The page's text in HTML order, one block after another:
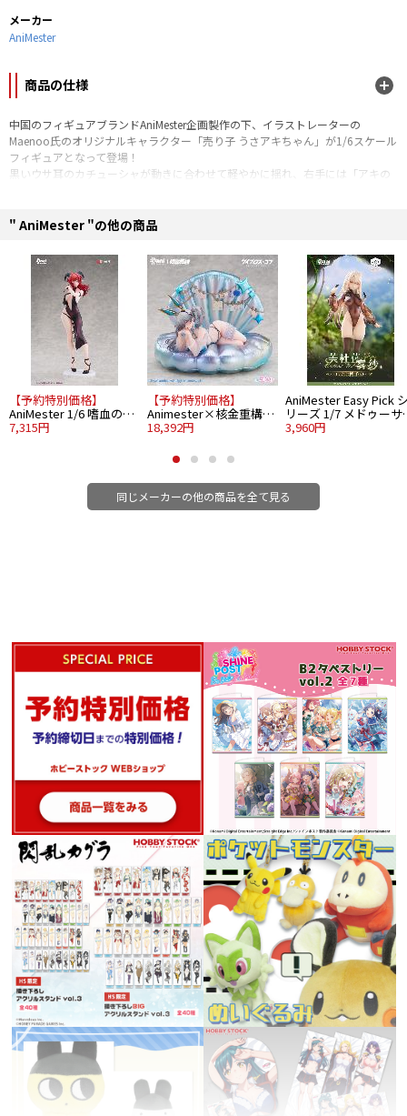
メーカー
AniMester
商品の仕様
中国のフィギュアブランドAniMester企画製作の下、イラストレーターの
Maenoo氏のオリジナルキャラクター「売り子 うさアキちゃん」が1/6スケール
フィギュアとなって登場！
黒いウサ耳のカチューシャが動きに合わせて軽やかに揺れ、右手には「アキの
す。
※海外仕入商品の為、多少の箱潰れが発生する可能性がございます。箱潰の交
換は出来かねます。ご了承ください。
■塗装済完成品フィギュア
■1/6スケール
■全高：約30cm
■素材：PVC、ABS、布
©Animester All Rights Reserved
" AniMester "の他の商品
【予約特別価格】
AniMester 1/6 嗜血の魔
女 イザベラ
7,315円
【予約特別価格】
Animester×核金重構
NUCLEAR GOLD
ブロス・コア 1/6 シャイ
ニングカクテル-ウォッ
カ・ミラー
18,392円
AniMester Easy Pick
リーズ 1/7 メドゥーサ
霧紗
3,960円
同じメーカーの他の商品を全て見る